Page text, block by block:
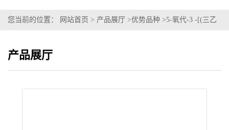
您当前的位置： 网站首页 > 产品展厅 >优势品种 >5-氧代-3 -[(三乙
产品展厅